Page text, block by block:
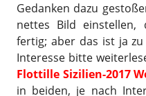
Gedanken dazu
nettes Bild einstellen,
fertig; aber das ist ja
Interesse bitte
Flottille Sizilien-2017
in beiden, je nach